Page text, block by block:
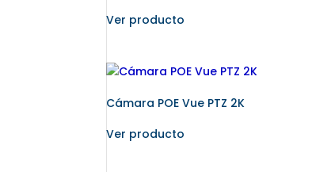
Ver producto
Cámara POE Vue PTZ 2K
Ver producto